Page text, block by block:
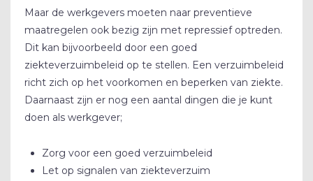
Maar de werkgevers moeten naar preventieve
maatregelen ook bezig zijn met repressief optreden.
Dit kan bijvoorbeeld door een goed
ziekteverzuimbeleid op te stellen. Een verzuimbeleid
richt zich op het voorkomen en beperken van ziekte.
Daarnaast zijn er nog een aantal dingen die je kunt
doen als werkgever;
Zorg voor een goed verzuimbeleid
Let op signalen van ziekteverzuim